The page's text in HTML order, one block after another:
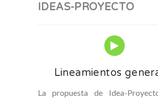
IDEAS-PROYECTO
Lineamientos
La propuesta de Idea-